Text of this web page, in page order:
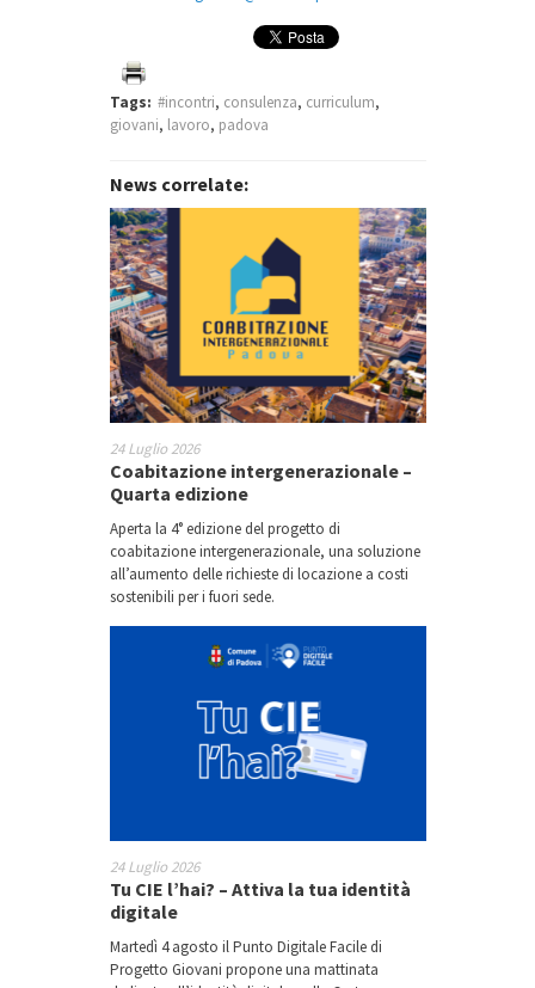
Tags: #incontri, consulenza, curriculum,
giovani, lavoro, padova
News correlate:
24 Luglio 2026
Coabitazione intergenerazionale –
Quarta edizione
Aperta la 4° edizione del progetto di
coabitazione intergenerazionale, una soluzione
all’aumento delle richieste di locazione a costi
sostenibili per i fuori sede.
24 Luglio 2026
Tu CIE l’hai? – Attiva la tua identità
digitale
Martedì 4 agosto il Punto Digitale Facile di
Progetto Giovani propone una mattinata